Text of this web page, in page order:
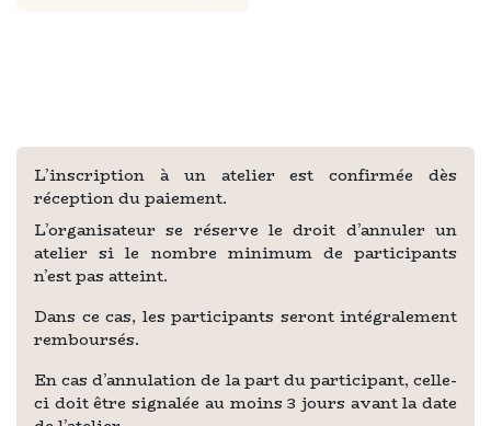
L’inscription à un atelier est confirmée dès
réception du paiement.
L’organisateur se réserve le droit d’annuler un
atelier si le nombre minimum de participants
n’est pas atteint.
Dans ce cas, les participants seront intégralement
remboursés.
En cas d’annulation de la part du participant, celle-
ci doit être signalée au moins 3 jours avant la date